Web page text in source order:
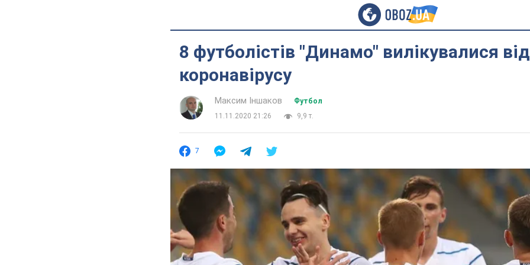
8 футболістів "Динамо" вилікувалися від
коронавiрусу
Максим Іншаков
Футбол
11.11.2020 21:26
9,9 т.
7